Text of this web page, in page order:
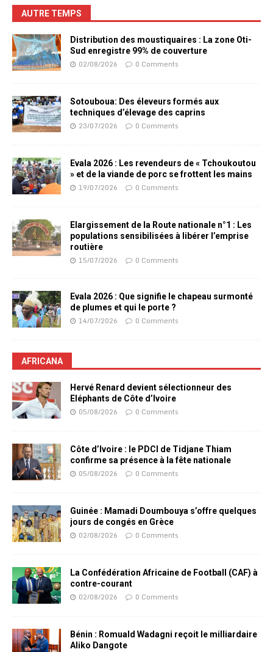
AUTRE TEMPS
Distribution des moustiquaires : La zone Oti-
Sud enregistre 99% de couverture
02/08/2026 0 Comments
Sotouboua: Des éleveurs formés aux
techniques d’élevage des caprins
23/07/2026 0 Comments
Evala 2026 : Les revendeurs de « Tchoukoutou
» et de la viande de porc se frottent les mains
19/07/2026 0 Comments
Elargissement de la Route nationale n°1 : Les
populations sensibilisées à libérer l’emprise
routière
15/07/2026 0 Comments
Evala 2026 : Que signifie le chapeau surmonté
de plumes et qui le porte ?
14/07/2026 0 Comments
AFRICANA
Hervé Renard devient sélectionneur des
Eléphants de Côte d’Ivoire
05/08/2026 0 Comments
Côte d’Ivoire : le PDCI de Tidjane Thiam
confirme sa présence à la fête nationale
05/08/2026 0 Comments
Guinée : Mamadi Doumbouya s’offre quelques
jours de congés en Grèce
02/08/2026 0 Comments
La Confédération Africaine de Football (CAF) à
contre-courant
02/08/2026 0 Comments
Bénin : Romuald Wadagni reçoit le milliardaire
Aliko Dangote